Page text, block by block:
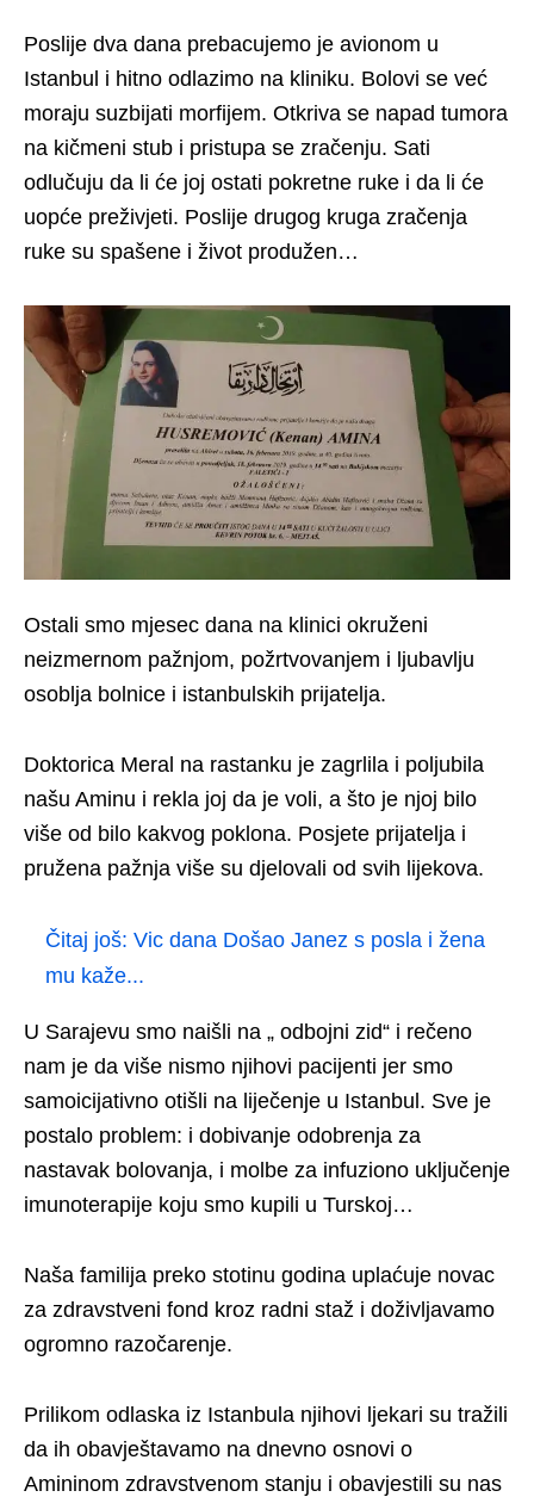
Poslije dva dana prebacujemo je avionom u
Istanbul i hitno odlazimo na kliniku. Bolovi se već
moraju suzbijati morfijem. Otkriva se napad tumora
na kičmeni stub i pristupa se zračenju. Sati
odlučuju da li će joj ostati pokretne ruke i da li će
uopće preživjeti. Poslije drugog kruga zračenja
ruke su spašene i život produžen…
Ostali smo mjesec dana na klinici okruženi
neizmernom pažnjom, požrtvovanjem i ljubavlju
osoblja bolnice i istanbulskih prijatelja.
Doktorica Meral na rastanku je zagrlila i poljubila
našu Aminu i rekla joj da je voli, a što je njoj bilo
više od bilo kakvog poklona. Posjete prijatelja i
pružena pažnja više su djelovali od svih lijekova.
Čitaj još: Vic dana Došao Janez s posla i žena
mu kaže...
U Sarajevu smo naišli na „ odbojni zid“ i rečeno
nam je da više nismo njihovi pacijenti jer smo
samoicijativno otišli na liječenje u Istanbul. Sve je
postalo problem: i dobivanje odobrenja za
nastavak bolovanja, i molbe za infuziono uključenje
imunoterapije koju smo kupili u Turskoj…
Naša familija preko stotinu godina uplaćuje novac
za zdravstveni fond kroz radni staž i doživljavamo
ogromno razočarenje.
Prilikom odlaska iz Istanbula njihovi ljekari su tražili
da ih obavještavamo na dnevno osnovi o
Amininom zdravstvenom stanju i obavjestili su nas